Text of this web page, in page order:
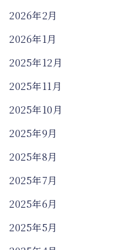
2026年2月
2026年1月
2025年12月
2025年11月
2025年10月
2025年9月
2025年8月
2025年7月
2025年6月
2025年5月